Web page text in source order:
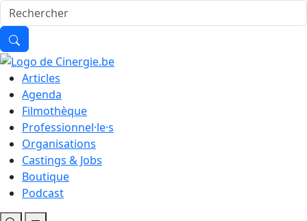
Articles
Agenda
Filmothèque
Professionnel·le·s
Organisations
Castings & Jobs
Boutique
Podcast